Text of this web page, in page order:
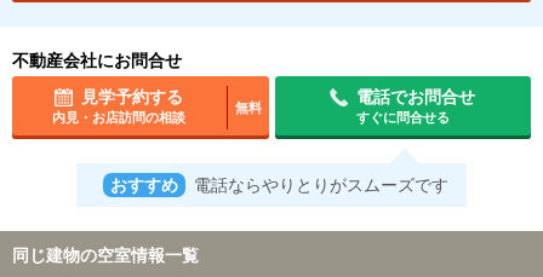
不動産会社にお問合せ
見学予約する
内見・お店訪問の相談
無料
電話でお問合せ
すぐに問合せる
おすすめ 電話ならやりとりがスムーズです
同じ建物の空室情報一覧